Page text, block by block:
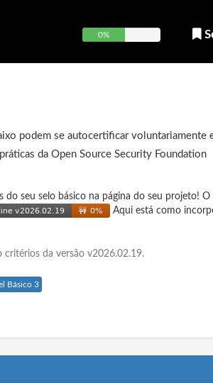
0%
podem se autocertificar voluntariamente
da Open Source Security Foundation
seu selo básico na página do seu projeto! O
Aqui está como
critérios da versão v2026.02.19.
Básico 3